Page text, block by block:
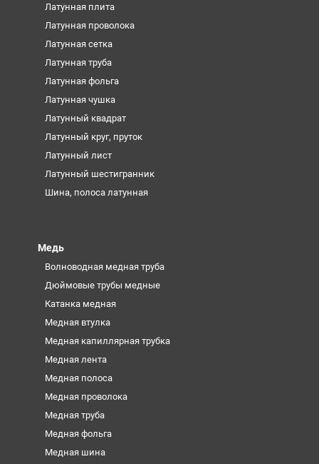
Латунная плита
Латунная проволока
Латунная сетка
Латунная труба
Латунная фольга
Латунная чушка
Латунный квадрат
Латунный круг, пруток
Латунный лист
Латунный шестигранник
Шина, полоса латунная
Медь
Волноводная медная труба
Дюймовые трубы медные
Катанка медная
Медная втулка
Медная капиллярная трубка
Медная лента
Медная полоса
Медная проволока
Медная труба
Медная фольга
Медная шина